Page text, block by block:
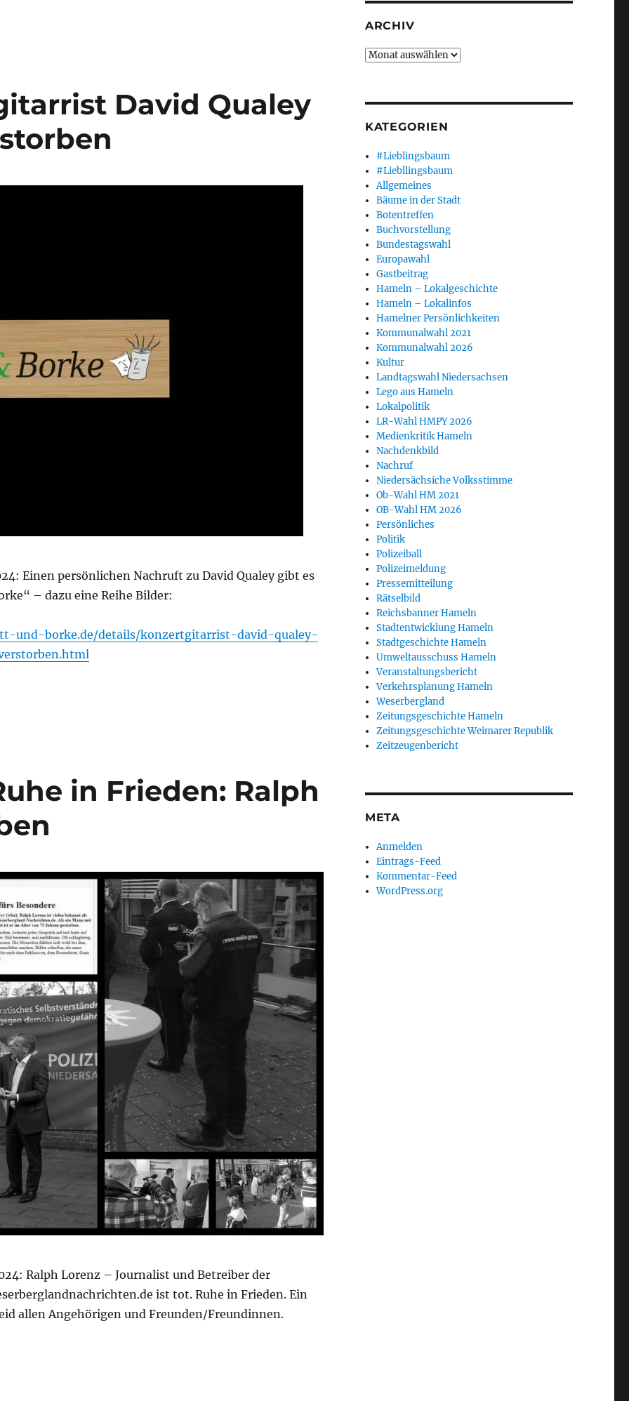
David Qualey
Einen persönlichen Nachruft zu David Qualey gibt es
– dazu eine Reihe Bilder:
und-borke.de/details/konzertgitarrist-david-qualey-
in Frieden: Ralph
Ralph Lorenz – Journalist und Betreiber der
ist tot. Ruhe in Frieden. Ein
allen Angehörigen und Freunden/Freundinnen.
Ruhe in Frieden: Ralph Lorenz ist verstorben“
ARCHIV
Archiv
KATEGORIEN
#Lieblingsbaum
#Liebllingsbaum
Allgemeines
Bäume in der Stadt
Botentreffen
Buchvorstellung
Bundestagswahl
Europawahl
Gastbeitrag
Hameln – Lokalgeschichte
Hameln – Lokalinfos
Hamelner Persönlichkeiten
Kommunalwahl 2021
Kommunalwahl 2026
Kultur
Landtagswahl Niedersachsen
Lego aus Hameln
Lokalpolitik
LR-Wahl HMPY 2026
Medienkritik Hameln
Nachdenkbild
Nachruf
Niedersächsiche Volksstimme
Ob-Wahl HM 2021
OB-Wahl HM 2026
Persönliches
Politik
Polizeiball
Polizeimeldung
Pressemitteilung
Rätselbild
Reichsbanner Hameln
Stadtentwicklung Hameln
Stadtgeschichte Hameln
Umweltausschuss Hameln
Veranstaltungsbericht
Verkehrsplanung Hameln
Weserbergland
Zeitungsgeschichte Hameln
Zeitungsgeschichte Weimarer Republik
Zeitzeugenbericht
META
Anmelden
Eintrags-Feed
Kommentar-Feed
WordPress.org